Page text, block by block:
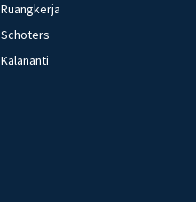
Ruangkerja
Schoters
Kalananti